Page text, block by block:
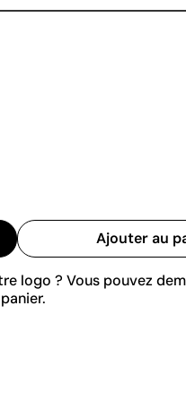
Ajouter au
logo ? Vous pouvez